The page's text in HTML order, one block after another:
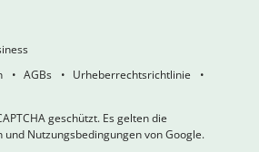
AGBs
Urheberrechtsrichtlinie
geschützt. Es gelten die
Nutzungsbedingungen von Google.